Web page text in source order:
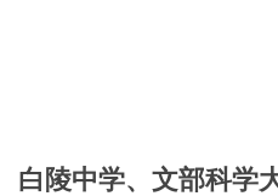
白陵中学、文部科学